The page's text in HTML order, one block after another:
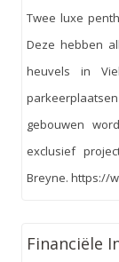
Twee luxe
Deze hebben
heuvels in
gebouwen
exclusief
Breyne. https://
Financiële